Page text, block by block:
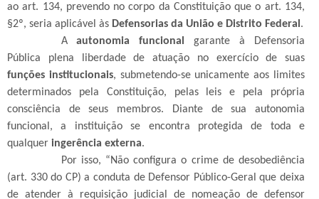
ao art. 134, prevendo no corpo da Constituição que o art. 134,
§2º, seria aplicável às Defensorias da União e Distrito Federal .
Aautonomia funcional
garante à Defensoria
Pública plena liberdade de atuação no exercício de suas
funções institucionais, submetendo-se unicamente aos limites
determinados pela Constituição, pelas leis e pela própria
consciência de seus membros. Diante de sua autonomia
funcional, a instituição se encontra protegida de toda e
qualquer ingerência externa.
Por isso, “Não configura o crime de desobediência
(art. 330 do CP) a conduta de Defensor Público-Geral que deixa
de atender à requisição judicial de nomeação de defensor